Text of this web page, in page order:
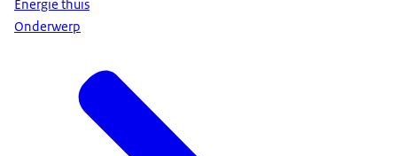
Energie thuis
Onderwerp